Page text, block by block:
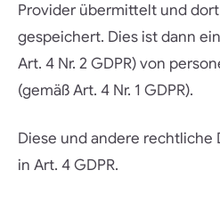
Provider übermittelt und
gespeichert. Dies ist dann
Art. 4 Nr. 2 GDPR) von
(gemäß Art. 4 Nr. 1 GDPR).
Diese und andere rechtliche
in Art. 4 GDPR.